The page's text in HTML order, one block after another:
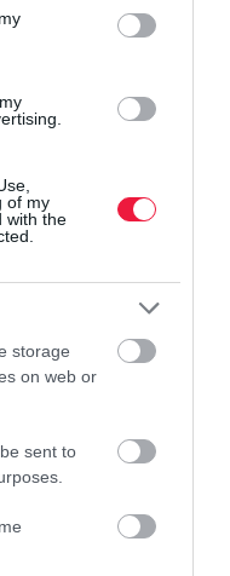
of my
with the
storage
on web or
sent to